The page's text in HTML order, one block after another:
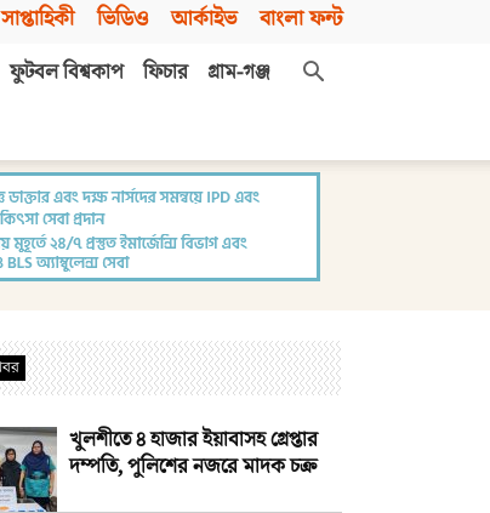
ভিডিও আর্কাইভ বাংলা ফন্ট
ফুটবল বিশ্বকাপ ফিচার
গ্রাম-গঞ্জ
খুলশীতে ৪ হাজার ইয়াবাসহ গ্রেপ্তার
দম্পতি, পুলিশের নজরে মাদক চক্র